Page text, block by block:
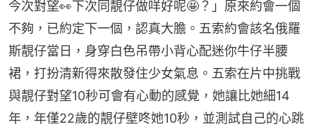
今次對望👀下次同靚仔做咩好呢🤩？」原來約會一個
不夠，已約定下一個，認真大膽。五索約會該名俄羅
斯靚仔當日，身穿白色吊帶小背心配迷你牛仔半腰
裙，打扮清新得來散發住少女氣息。五索在片中挑戰
與靚仔對望10秒可會有心動的感覺，她讓比她細14
年，年僅22歲的靚仔壁咚她10秒，並測試自己的心跳